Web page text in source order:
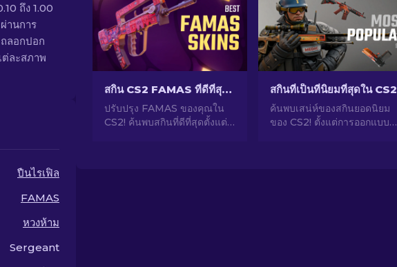
ถึง 1.00
านการ
ลอกปอก
ละสภาพ
ปืนไรเฟิล
FAMAS
หวงห้าม
Sergeant
สกิน CS2 FAMAS ที่ดีที่สุด: ราคาถูกไปแพงที่สุด [2026]
ปรับปรุง FAMAS ของคุณใน
CS2! ค้นพบสกินที่ดีที่สุดตั้งแต่
สกินที่เป็นที่นิยมที่สุดใน CS2
ค้นพบเสน่ห์ของสกินยอดนิยม
ของ CS2! ตั้งแต่การออกแบบที่